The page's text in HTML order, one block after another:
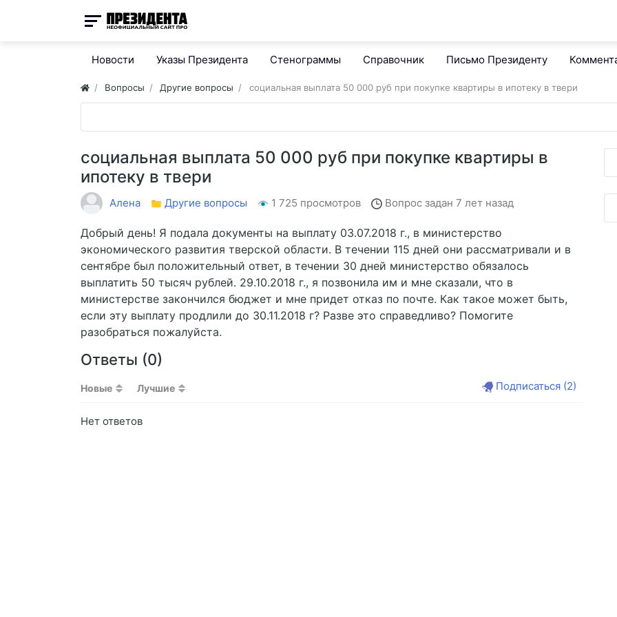
Новости Указы Президента Стенограммы Справочник Письмо Президенту
Вопросы Другие вопросы социальная выплата 50 000 руб при покупке квартиры в ипотеку в твери
социальная выплата 50 000 руб при покупке квартиры в
ипотеку в твери
Алена Другие вопросы 1 725 просмотров Вопрос задан 7 лет назад
Добрый день! Я подала документы на выплату 03.07.2018 г., в министерство
экономического развития тверской области. В течении 115 дней они рассматривали и в
сентябре был положительный ответ, в течении 30 дней министерство обязалось
выплатить 50 тысяч рублей. 29.10.2018 г., я позвонила им и мне сказали, что в
министерстве закончился бюджет и мне придет отказ по почте. Как такое может быть,
если эту выплату продлили до 30.11.2018 г? Разве это справедливо? Помогите
разобраться пожалуйста.
Ответы (0)
Новые Лучшие Подписаться (2)
Нет ответов